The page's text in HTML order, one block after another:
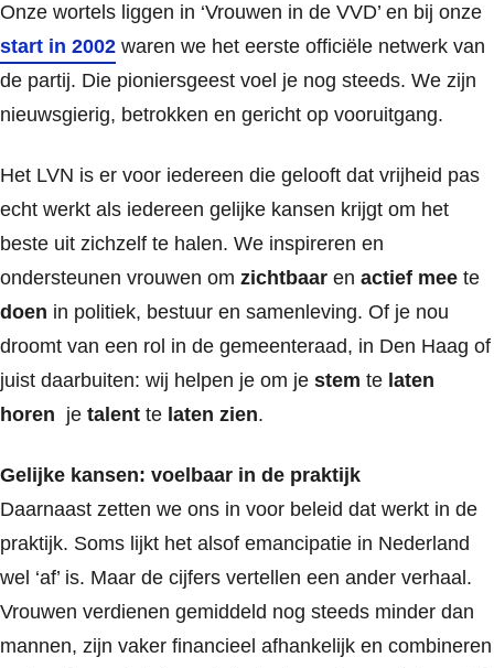
Onze wortels liggen in ‘Vrouwen in de VVD’ en bij onze
start in 2002 waren we het eerste officiële netwerk van
de partij. Die pioniersgeest voel je nog steeds. We zijn
nieuwsgierig, betrokken en gericht op vooruitgang.
Het LVN is er voor iedereen die gelooft dat vrijheid pas
echt werkt als iedereen gelijke kansen krijgt om het
beste uit zichzelf te halen. We inspireren en
ondersteunen vrouwen om zichtbaar en actief mee te
doen in politiek, bestuur en samenleving. Of je nou
droomt van een rol in de gemeenteraad, in Den Haag of
juist daarbuiten: wij helpen je om je stem te laten
horen je talent te laten zien.
Gelijke kansen: voelbaar in de praktijk
Daarnaast zetten we ons in voor beleid dat werkt in de
praktijk. Soms lijkt het alsof emancipatie in Nederland
wel ‘af’ is. Maar de cijfers vertellen een ander verhaal.
Vrouwen verdienen gemiddeld nog steeds minder dan
mannen, zijn vaker financieel afhankelijk en combineren